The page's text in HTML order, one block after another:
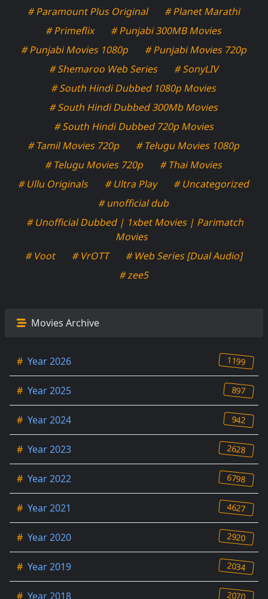
# Paramount Plus Original
# Planet Marathi
# Primeflix
# Punjabi 300MB Movies
# Punjabi Movies 1080p
# Punjabi Movies 720p
# Shemaroo Web Series
# SonyLIV
# South Hindi Dubbed 1080p Movies
# South Hindi Dubbed 300Mb Movies
# South Hindi Dubbed 720p Movies
# Tamil Movies 720p
# Telugu Movies 1080p
# Telugu Movies 720p
# Thai Movies
# Ullu Originals
# Ultra Play
# Uncategorized
# unofficial dub
# Unofficial Dubbed | 1xbet Movies | Parimatch
Movies
# Voot
# VrOTT
# Web Series [Dual Audio]
# zee5
Movies Archive
# Year 2026 1199
# Year 2025 897
# Year 2024 942
# Year 2023 2628
# Year 2022 6798
# Year 2021 4627
# Year 2020 2920
# Year 2019 2034
# Year 2018 2070